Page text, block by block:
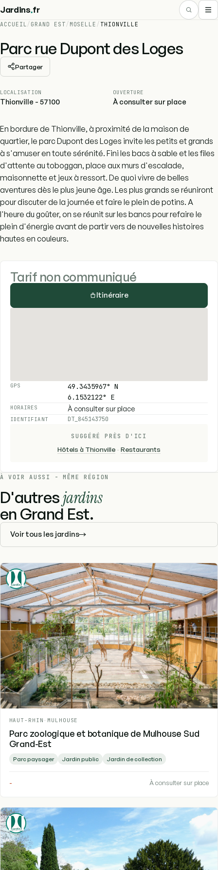
Jardins.fr
ACCUEIL/ GRAND EST/ MOSELLE / THIONVILLE
Parc rue Dupont des Loges
Partager
LOCALISATION
Thionville - 57100
OUVERTURE
À consulter sur place
En bordure de Thionville, à proximité de la maison de
quartier, le parc Dupont des Loges invite les petits et grands
à s'amuser en toute sérénité. Fini les bacs à sable et les files
d'attente au toboggan, place aux murs d'escalade,
maisonnette et jeux à ressort. De quoi vivre de belles
aventures dès le plus jeune âge. Les plus grands se réuniront
pour discuter de la journée et faire le plein de potins. A
l'heure du goûter, on se réunit sur les bancs pour refaire le
plein d'énergie avant de partir vers de nouvelles histoires
hautes en couleurs.
Tarif non communiqué
Itinéraire
GPS
49.3435967° N
6.1532122° E
HORAIRES À consulter sur place
IDENTIFIANT DT_845143750
SUGGÉRÉ PRÈS D'ICI
Hôtels à Thionville-Restaurants
À VOIR AUSSI - MÊME RÉGION
D'autresjardins
en Grand Est.
Voir tous les jardins
HAUT-RHIN - MULHOUSE
Parc zoologique et botanique de Mulhouse Sud
Grand-Est
Parc paysager Jardin public Jardin de collection
- À consulter sur place